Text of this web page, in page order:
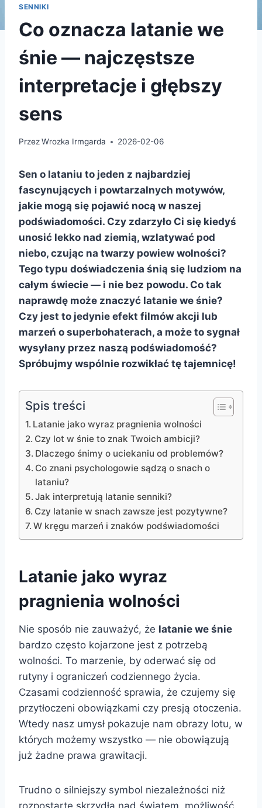
SENNIKI
Co oznacza latanie we
śnie — najczęstsze
interpretacje i głębszy
sens
PrzezWrozka Irmgarda 2026-02-06
Sen o lataniu to jeden z najbardziej
fascynujących i powtarzalnych motywów,
jakie mogą się pojawić nocą w naszej
podświadomości. Czy zdarzyło Ci się kiedyś
unosić lekko nad ziemią, wzlatywać pod
niebo, czując na twarzy powiew wolności?
Tego typu doświadczenia śnią się ludziom na
całym świecie — i nie bez powodu. Co tak
naprawdę może znaczyć latanie we śnie?
Czy jest to jedynie efekt filmów akcji lub
marzeń o superbohaterach, a może to sygnał
wysyłany przez naszą podświadomość?
Spróbujmy wspólnie rozwikłać tę tajemnicę!
Spis treści
Latanie jako wyraz pragnienia wolności
Czy lot w śnie to znak Twoich ambicji?
Dlaczego śnimy o uciekaniu od problemów?
Co znani psychologowie sądzą o snach o
lataniu?
Jak interpretują latanie senniki?
Czy latanie w snach zawsze jest pozytywne?
W kręgu marzeń i znaków podświadomości
Latanie jako wyraz
pragnienia wolności
Nie sposób nie zauważyć, że latanie we śnie
bardzo często kojarzone jest z potrzebą
wolności. To marzenie, by oderwać się od
rutyny i ograniczeń codziennego życia.
Czasami codzienność sprawia, że czujemy się
przytłoczeni obowiązkami czy presją otoczenia.
Wtedy nasz umysł pokazuje nam obrazy lotu, w
których możemy wszystko — nie obowiązują
już żadne prawa grawitacji.
Trudno o silniejszy symbol niezależności niż